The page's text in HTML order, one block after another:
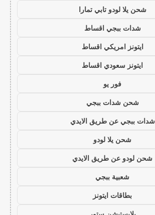
شحن يلا لودو تابي تمارا
شدات ببجي اقساط
ايتونز امريكي اقساط
ايتونز سعودي اقساط
فور يو
شحن شدات ببجي
شدات ببجي عن طريق الايدي
شحن يلا لودو
شحن لودو عن طريق الايدي
شعبية ببجي
بطاقات ايتونز